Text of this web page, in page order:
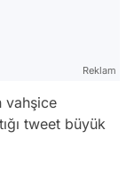
Reklam
vahşice
tweet büyük